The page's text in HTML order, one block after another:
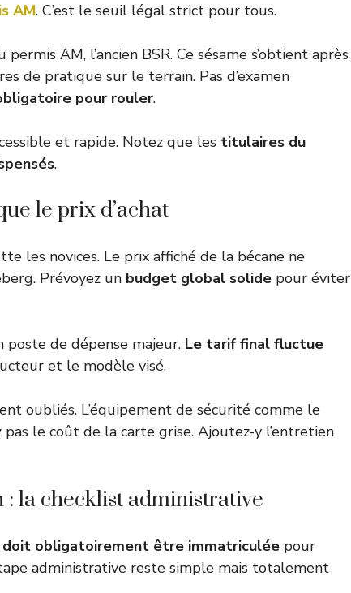
AM. C’est le seuil légal strict pour tous.
AM, l’ancien BSR. Ce sésame s’obtient après
de pratique sur le terrain. Pas d’examen
pour rouler.
et rapide. Notez que les titulaires du
.
le prix d’achat
les novices. Le prix affiché de la bécane ne
Prévoyez un budget global solide pour éviter
poste de dépense majeur. Le tarif final fluctue
et le modèle visé.
oubliés. L’équipement de sécurité comme le
pas le coût de la carte grise. Ajoutez-y l’entretien
la checklist administrative
doit obligatoirement être immatriculée pour
administrative reste simple mais totalement